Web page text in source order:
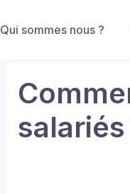
Qui sommes nous ?
salariés